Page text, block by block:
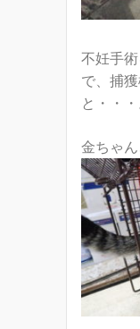
不妊手
で、捕
と・・・
金ちゃ